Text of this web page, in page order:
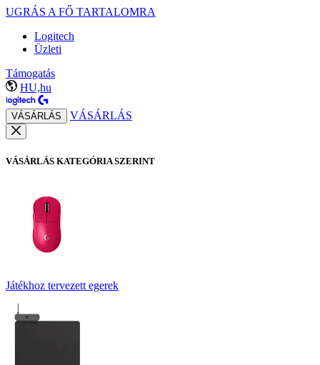
UGRÁS A FŐ TARTALOMRA
Logitech
Üzleti
Támogatás
HU,hu
VÁSÁRLÁS VÁSÁRLÁS
VÁSÁRLÁS KATEGÓRIA SZERINT
Játékhoz tervezett egerek